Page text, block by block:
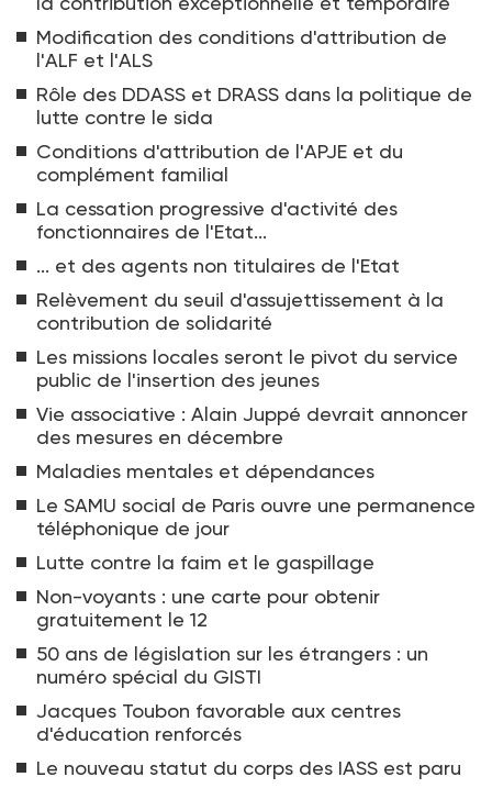
Modification des conditions d'attribution de
l'ALF et l'ALS
Rôle des DDASS et DRASS dans la politique de
lutte contre le sida
Conditions d'attribution de l'APJE et du
complément familial
La cessation progressive d'activité des
fonctionnaires de l'Etat...
... et des agents non titulaires de l'Etat
Relèvement du seuil d'assujettissement à la
contribution de solidarité
Les missions locales seront le pivot du service
public de l'insertion des jeunes
Vie associative : Alain Juppé devrait annoncer
des mesures en décembre
Maladies mentales et dépendances
Le SAMU social de Paris ouvre une permanence
téléphonique de jour
Lutte contre la faim et le gaspillage
Non-voyants : une carte pour obtenir
gratuitement le 12
50 ans de législation sur les étrangers : un
numéro spécial du GISTI
Jacques Toubon favorable aux centres
d'éducation renforcés
Le nouveau statut du corps des IASS est paru